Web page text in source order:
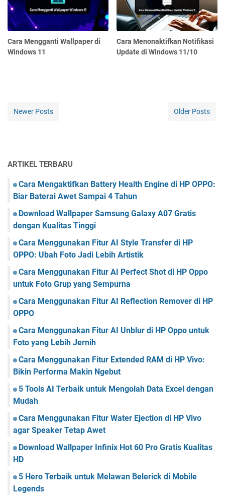
Cara Mengganti Wallpaper di
Windows 11
Cara Menonaktifkan Notifikasi
Update di Windows 11/10
Newer Posts Older Posts
ARTIKEL TERBARU
Cara Mengaktifkan Battery Health Engine di HP OPPO:
Biar Baterai Awet Sampai 4 Tahun
Download Wallpaper Samsung Galaxy A07 Gratis
dengan Kualitas Tinggi
Cara Menggunakan Fitur AI Style Transfer di HP
OPPO: Ubah Foto Jadi Lebih Artistik
Cara Menggunakan Fitur AI Perfect Shot di HP Oppo
untuk Foto Grup yang Sempurna
Cara Menggunakan Fitur AI Reflection Remover di HP
OPPO
Cara Menggunakan Fitur AI Unblur di HP Oppo untuk
Foto yang Lebih Jernih
Cara Menggunakan Fitur Extended RAM di HP Vivo:
Bikin Performa Makin Ngebut
5 Tools AI Terbaik untuk Mengolah Data Excel dengan
Mudah
Cara Menggunakan Fitur Water Ejection di HP Vivo
agar Speaker Tetap Awet
Download Wallpaper Infinix Hot 60 Pro Gratis Kualitas
HD
5 Hero Terbaik untuk Melawan Belerick di Mobile
Legends